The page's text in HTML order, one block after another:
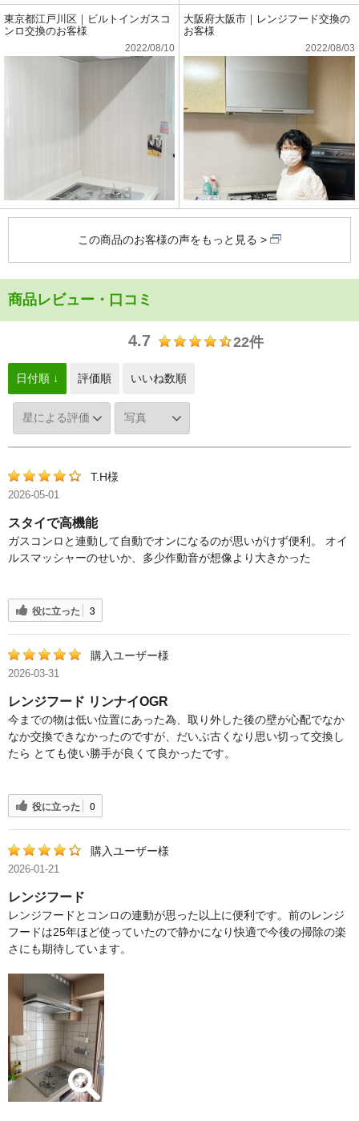
東京都江戸川区｜ビルトインガスコ
ンロ交換のお客様
2022/08/10
大阪府大阪市｜レンジフード交換の
お客様
2022/08/03
この商品のお客様の声をもっと見る
商品レビュー・口コミ
4.7 22件
日付順 ↓ 評価順 いいね数順
T.H様
2026-05-01
スタイで高機能
ガスコンロと連動して自動でオンになるのが思いがけず便利。 オイ
ルスマッシャーのせいか、多少作動音が想像より大きかった
役に立った 3
購入ユーザー様
2026-03-31
レンジフード リンナイOGR
今までの物は低い位置にあった為、取り外した後の壁が心配でなか
なか交換できなかったのですが、だいぶ古くなり思い切って交換し
たら とても使い勝手が良くて良かったです。
役に立った 0
購入ユーザー様
2026-01-21
レンジフード
レンジフードとコンロの連動が思った以上に便利です。前のレンジ
フードは25年ほど使っていたので静かになり快適で今後の掃除の楽
さにも期待しています。